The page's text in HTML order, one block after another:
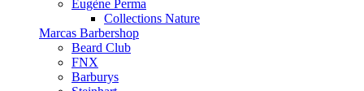
Eugène Perma
Collections Nature
Marcas Barbershop
Beard Club
FNX
Barburys